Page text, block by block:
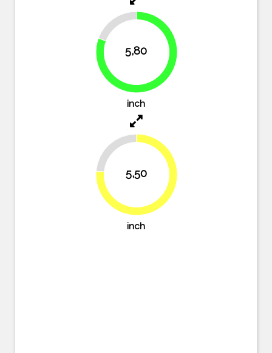
5,80
19.4%
80.6%
inch
5,50
23.6%
76.4%
inch